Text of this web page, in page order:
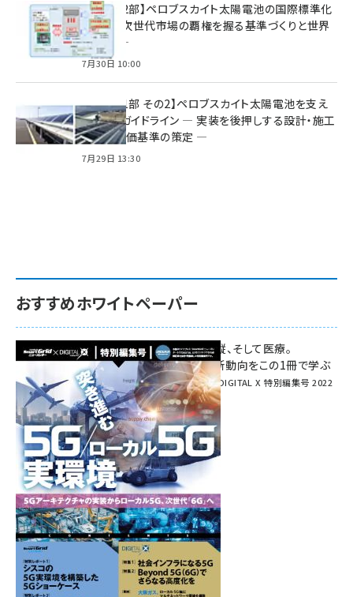
特集【第2部】ペロブスカイト太陽電池の国際標準化
戦略 ― 次世代市場の覇権を握る基準づくりと世界
の動向 ―
7月30日 10:00
特集【第1部 その2】ペロブスカイト太陽電池を支え
る2つのガイドライン ― 実装を後押しする設計・施工
方針と評価基準の策定 ―
7月29日 13:30
おすすめホワイトペーパー
環境対策、建機の遠隔操縦、そして医療。
次世代通信規格「5G」最新動向をこの1冊で学ぶ
SmartGrid ニューズレター × DIGITAL X 特別編集号 2022
Summer